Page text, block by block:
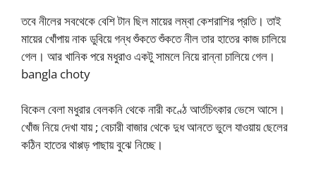
তবে নীলের সবথেকে বেশি টান ছিল মায়ের লম্বা কেশরাশির প্রতি। তাই
মায়ের খোঁপায় নাক ডুবিয়ে গন্ধ শুঁকতে শুঁকতে নীল তার হাতের কাজ চালিয়ে
গেল। আর খানিক পরে মধুরাও একটু সামলে নিয়ে রান্না চালিয়ে গেল।
bangla choty
বিকেল বেলা মধুরার বেলকনি থেকে নারী কণ্ঠে আর্তচিৎকার ভেসে আসে।
খোঁজ নিয়ে দেখা যায় ; বেচারী বাজার থেকে দুধ আনতে ভুলে যাওয়ায় ছেলের
কঠিন হাতের থাপ্পড় পাছায় বুঝে নিচ্ছে।